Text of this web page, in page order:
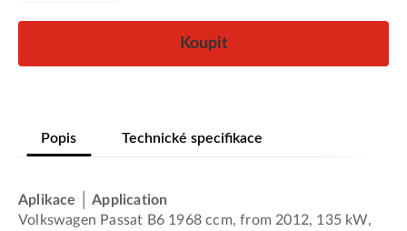
Koupit
Popis Technické specifikace
Aplikace │ Application
Volkswagen Passat B6 1968 ccm, from 2012, 135 kW,